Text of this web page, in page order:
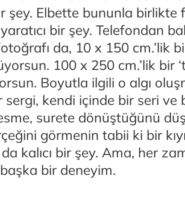
şey. Elbette bununla
bir şey. Telefondan
da, 10 x 150 cm.’lik
100 x 250 cm.’lik bir
Boyutla ilgili o algı
sergi, kendi içinde bir seri ve
surete dönüştüğünü
görmenin tabii ki bir
kalıcı bir şey. Ama, her
bir deneyim.